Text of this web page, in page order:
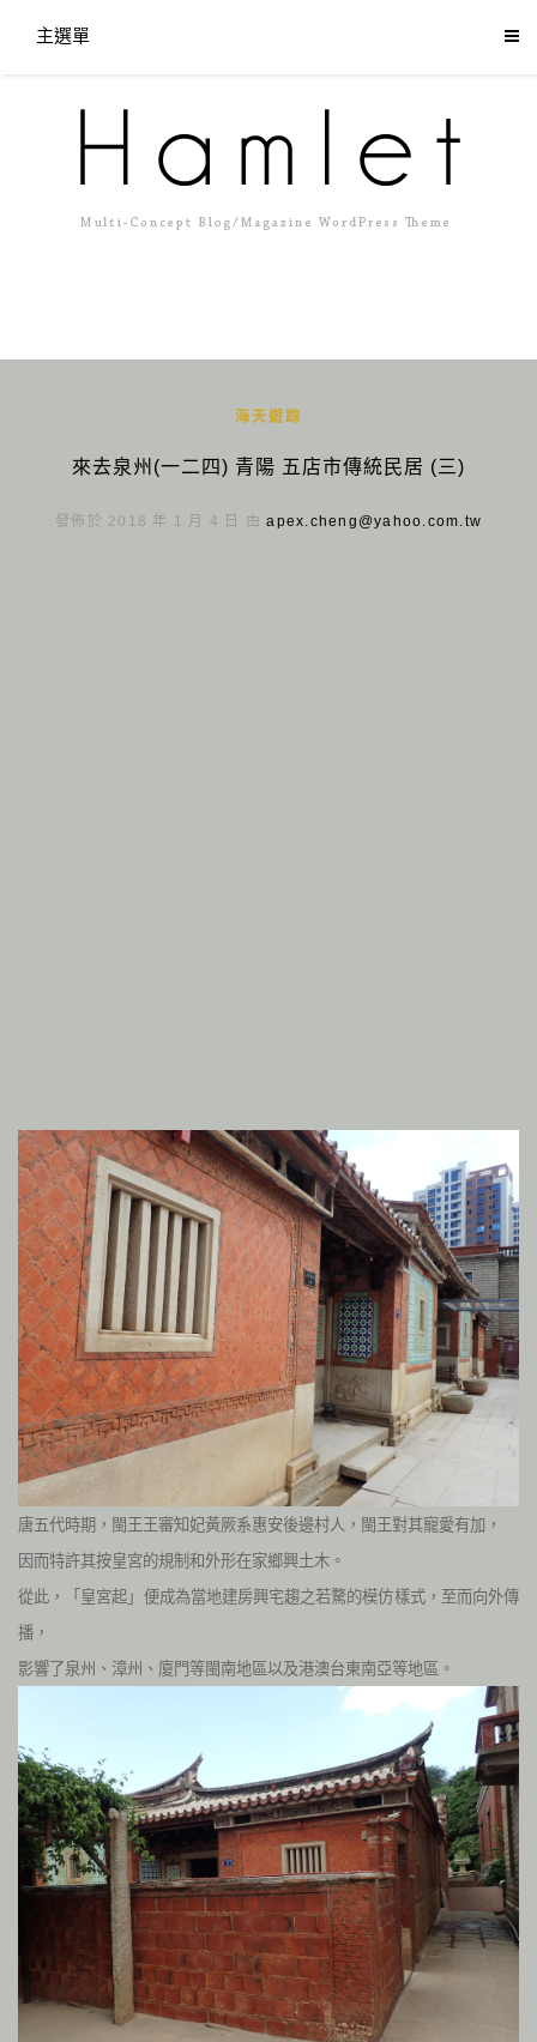
主選單
海天遊踪
來去泉州(一二四) 青陽 五店市傳統民居 (三)
發佈於 2018 年 1 月 4 日 由apex.cheng@yahoo.com.tw
唐五代時期，閩王王審知妃黃厥系惠安後邊村人，閩王對其寵愛有加，
因而特許其按皇宮的規制和外形在家鄉興土木。
從此，「皇宮起」便成為當地建房興宅趨之若騖的模仿樣式，至而向外傳
播，
影響了泉州、漳州、廈門等閩南地區以及港澳台東南亞等地區。